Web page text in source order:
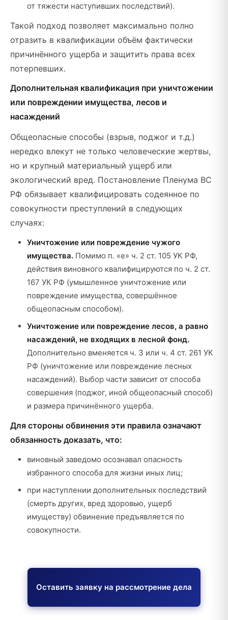
от тяжести наступивших последствий).
Такой подход позволяет максимально полно
отразить в квалификации объём фактически
причинённого ущерба и защитить права всех
потерпевших.
Дополнительная квалификация при уничтожении
или повреждении имущества, лесов и
насаждений
Общеопасные способы (взрыв, поджог и т.д.)
нередко влекут не только человеческие жертвы,
но и крупный материальный ущерб или
экологический вред. Постановление Пленума ВС
РФ обязывает квалифицировать содеянное по
совокупности преступлений в следующих
случаях:
Уничтожение или повреждение чужого
имущества.Помимо п. «е» ч. 2 ст. 105 УК РФ,
действия виновного квалифицируются по ч. 2 ст.
167 УК РФ (умышленное уничтожение или
повреждение имущества, совершённое
общеопасным способом).
Уничтожение или повреждение лесов, а равно
насаждений, не входящих в лесной фонд.
Дополнительно вменяется ч. 3 или ч. 4 ст. 261 УК
РФ (уничтожение или повреждение лесных
насаждений). Выбор части зависит от способа
совершения (поджог, иной общеопасный способ)
и размера причинённого ущерба.
Для стороны обвинения эти правила означают
обязанность доказать, что:
виновный заведомо осознавал опасность
избранного способа для жизни иных лиц;
при наступлении дополнительных последствий
(смерть других, вред здоровью, ущерб
имуществу) обвинение предъявляется по
совокупности.
Оставить заявку на рассмотрение дела